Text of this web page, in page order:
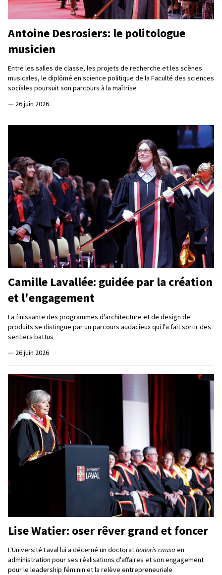
Antoine Desrosiers: le politologue
musicien
Entre les salles de classe, les projets de recherche et les scènes
musicales, le diplômé en science politique de la Faculté des sciences
sociales poursuit son parcours à la maîtrise
— 26 juin 2026
Camille Lavallée: guidée par la création
et l'engagement
La finissante des programmes d'architecture et de design de
produits se distingue par un parcours audacieux qui l'a fait sortir des
sentiers battus
— 26 juin 2026
Lise Watier: oser rêver grand et foncer
L'Université Laval lui a décerné un doctorathonoris causa en
administration pour ses réalisations d'affaires et son engagement
pour le leadership féminin et la relève entrepreneuriale